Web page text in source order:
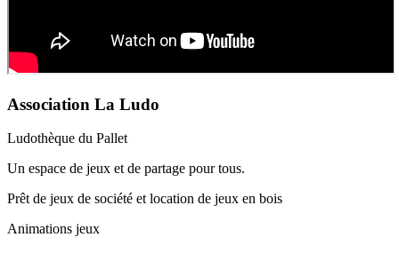
Association La Ludo
Ludothèque du Pallet
Un espace de jeux et de partage pour tous.
Prêt de jeux de société et location de jeux en bois
Animations jeux